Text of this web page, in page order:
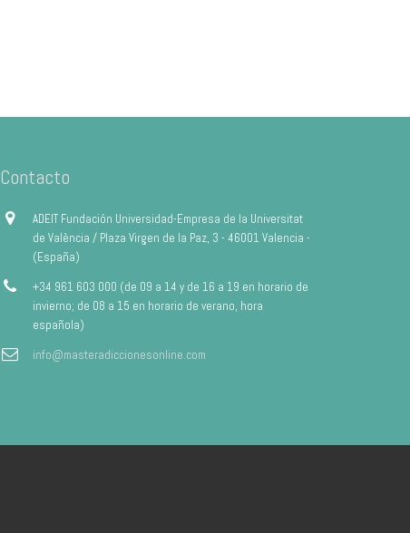
Contacto
ADEIT Fundación Universidad-Empresa de la Universitat
de València / Plaza Virgen de la Paz, 3 - 46001 Valencia -
(España)
+34 961 603 000 (de 09 a 14 y de 16 a 19 en horario de
invierno; de 08 a 15 en horario de verano, hora
española)
info@masteradiccionesonline.com